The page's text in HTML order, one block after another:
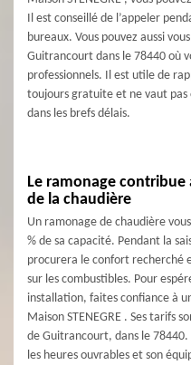
Il est conseillé de l’appeler
bureaux. Vous pouvez aussi
Guitrancourt dans le 78440 où
professionnels. Il est utile de
toujours gratuite et ne vaut
dans les brefs délais.
Le ramonage
de la chaudière
Un ramonage de chaudière
% de sa capacité. Pendant la
procurera le confort recherché
sur les combustibles. Pour
installation, faites confiance à
Maison STENEGRE . Ses tarifs
de Guitrancourt, dans le
les heures ouvrables et son